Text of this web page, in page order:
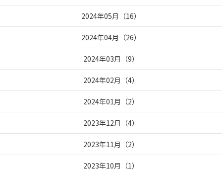
2024年05月 （16）
2024年04月 （26）
2024年03月 （9）
2024年02月 （4）
2024年01月 （2）
2023年12月 （4）
2023年11月 （2）
2023年10月 （1）